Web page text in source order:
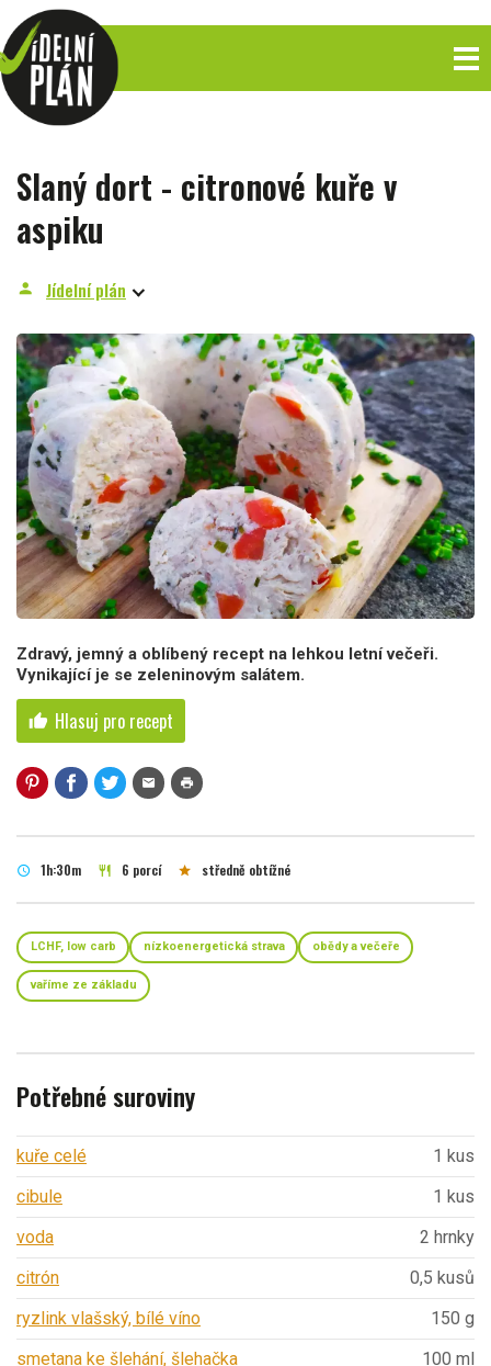
Slaný dort - citronové kuře v
aspiku
person Jídelní plán
Zdravý, jemný a oblíbený recept na lehkou letní večeři.
Vynikající je se zeleninovým salátem.
thumb_up Hlasuj pro recept
mail print
schedule 1h:30m restaurant 6 porcí star středně obtížné
LCHF, low carb nízkoenergetická strava obědy a večeře
vaříme ze základu
Potřebné suroviny
kuře celé
1 kus
cibule
1 kus
voda
2 hrnky
citrón
0,5 kusů
ryzlink vlašský, bílé víno
150 g
smetana ke šlehání, šlehačka
100 ml